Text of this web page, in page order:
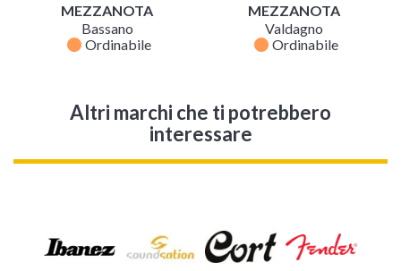
MEZZANOTA
Bassano
fiber_manual_record Ordinabile
MEZZANOTA
Valdagno
fiber_manual_record Ordinabile
Altri marchi che ti potrebbero
interessare